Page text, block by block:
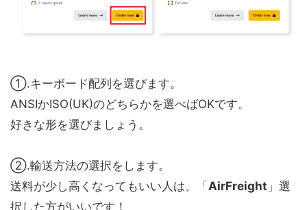
①.キーボード配列を選びます。
ANSIかISO(UK)のどちらかを選べばOKです。
好きな形を選びましょう。
②.輸送方法の選択をします。
送料が少し高くなってもいい人は、「AirFreight 」選
択した方がいいです！